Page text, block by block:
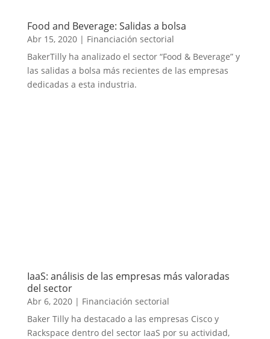
Food and Beverage: Salidas a bolsa
Abr 15, 2020| Financiación sectorial
BakerTilly ha analizado el sector “Food & Beverage” y
las salidas a bolsa más recientes de las empresas
dedicadas a esta industria.
IaaS: análisis de las empresas más valoradas
del sector
Abr 6, 2020| Financiación sectorial
Baker Tilly ha destacado a las empresas Cisco y
Rackspace dentro del sector IaaS por su actividad,